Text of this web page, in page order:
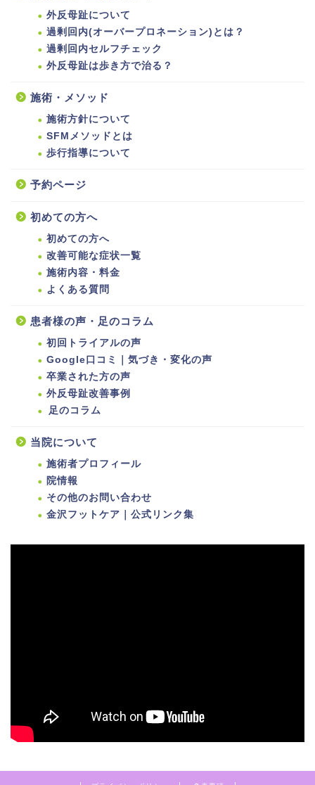
外反母趾について
過剰回内(オーバープロネーション)とは？
過剰回内セルフチェック
外反母趾は歩き方で治る？
施術・メソッド
施術方針について
SFMメソッドとは
歩行指導について
予約ページ
初めての方へ
初めての方へ
改善可能な症状一覧
施術内容・料金
よくある質問
患者様の声・足のコラム
初回トライアルの声
Google口コミ｜気づき・変化の声
卒業された方の声
外反母趾改善事例
足のコラム
当院について
施術者プロフィール
院情報
その他のお問い合わせ
金沢フットケア｜公式リンク集